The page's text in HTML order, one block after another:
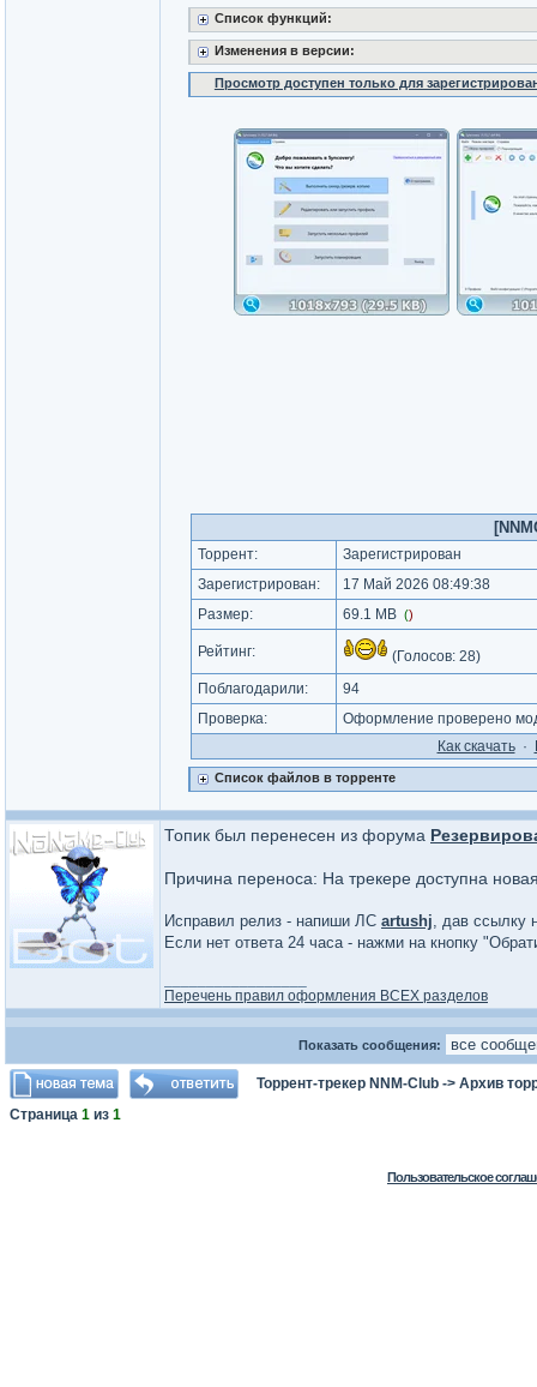
Список функций:
Изменения в версии:
Просмотр доступен только для
Торрент:
Зарегистрирован
Зарегистрирован:
17 Май 2026 08:49:38
Размер:
69.1 MB ()
Рейтинг: (Голосов: 28)
Поблагодарили:
94
Проверка:
Оформление проверено
Как cкачать·
Список файлов в торренте
Топик был перенесен из форума
Причина переноса: На трекере доступна
Исправил релиз - напиши ЛС artushj, дав ссылку
Если нет ответа 24 часа - нажми на кнопку
Перечень правил оформления ВСЕХ разделов
Показать сообщения:
Торрент-трекер NNM-Club -> Архив
Страница 1 из 1
Пользовательское